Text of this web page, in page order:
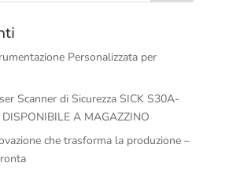
Personalizzata per
Scanner di Sicurezza SICK S30A-
A MAGAZZINO
che trasforma la produzione –